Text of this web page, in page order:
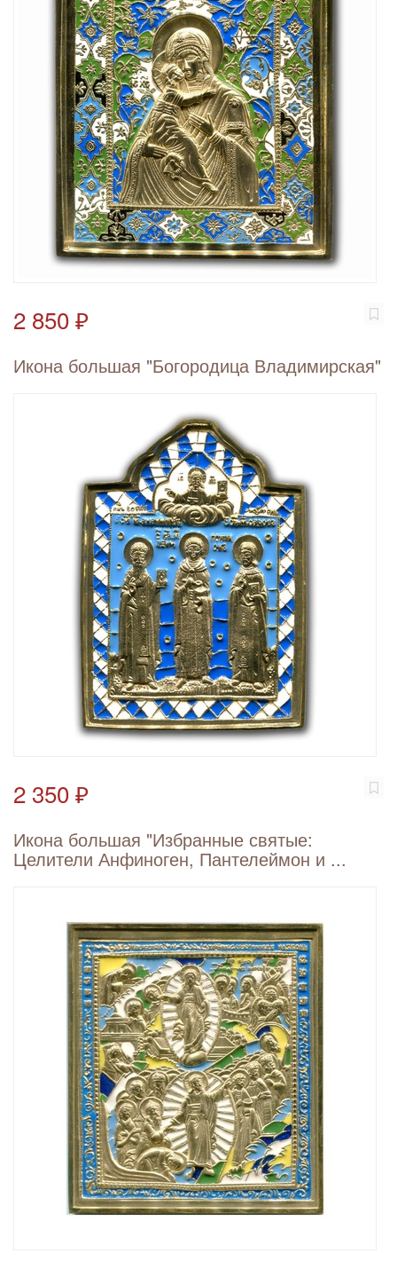
2 850 ₽
Икона большая "Богородица Владимирская"
2 350 ₽
Икона большая "Избранные святые:
Целители Анфиноген, Пантелеймон и ...